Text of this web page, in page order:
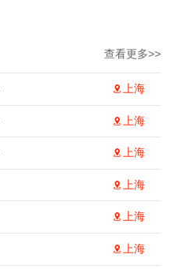
查看更多>>
上海
上海
上海
上海
上海
上海